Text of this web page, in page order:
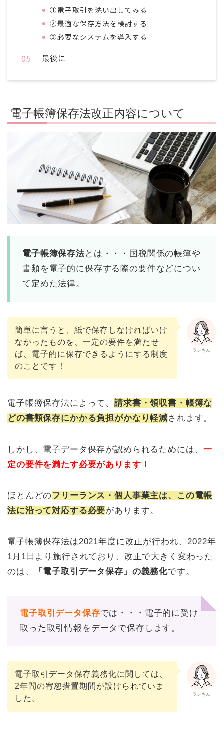
①電子取引を洗い出してみる
②最適な保存方法を検討する
③必要なシステムを導入する
最後に
電子帳簿保存法改正内容について
電子帳簿保存法 とは・・・国税関係の帳簿や
書類を電子的に保存する際の要件などについ
て定めた法律。
ランさん
簡単に言うと、紙で保存しなければいけ
なかったものを、一定の要件を満たせ
ば、電子的に保存できるようにする制度
のことです！
電子帳簿保存法によって、請求書・領収書・帳簿な
どの書類保存にかかる負担がかなり軽減されます。
しかし、電子データ保存が認められるためには、一
定の要件を満たす必要があります！
ほとんどのフリーランス・個人事業主は、この電帳
法に沿って対応する必要があります。
電子帳簿保存法は2021年度に改正が行われ、2022年
1月1日より施行されており、改正で大きく変わった
のは、
「電子取引データ保存」の義務化です。
電子取引データ保存では・・・電子的に受け
取った取引情報をデータで保存します。
ランさん
電子取引データ保存義務化に関しては、
2年間の宥恕措置期間が設けられていま
した。